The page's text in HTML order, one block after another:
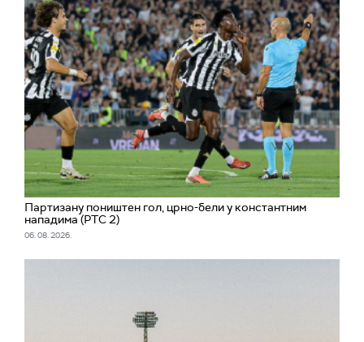
Партизану поништен гол, црно-бели у константним
нападима (РТС 2)
06. 08. 2026.